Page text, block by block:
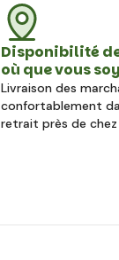
Disponibilité
où que vous
Livraison des
confortablement
retrait près de chez